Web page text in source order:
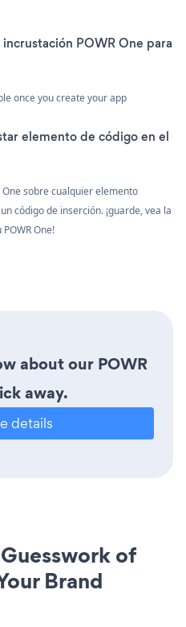
POWR One para
once you create your app
elemento de código en el
One sobre cualquier elemento
código de inserción. ¡guarde, vea la
One!
about our POWR
away.
details
of
Brand